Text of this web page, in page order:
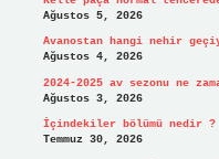
Ağustos 5, 2026
Avanostan hangi nehir
Ağustos 4, 2026
2024-2025 av sezonu ne
Ağustos 3, 2026
İçindekiler bölümü nedir ?
Temmuz 30, 2026